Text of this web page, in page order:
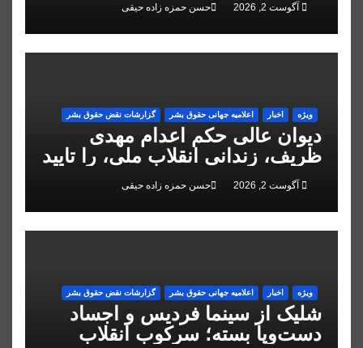
آگوست 2, 2026 حسن حمزه زاده حیقی
ویژه اخبار اعلاميه جهانی حقوق بشر گزارشات نقض حقوق بشر
دیوان عالی حکم اعدام مهدی
ظریف، زندانی انقلاب ملی، را تایید
کردآگوست 2, 2026 حسن حمزه زاده حیقی
ویژه اخبار اعلاميه جهانی حقوق بشر گزارشات نقض حقوق بشر
شلیک از سینما فردیس و اجساد
دست‌وپا بسته؛ سرکوب انقلاب